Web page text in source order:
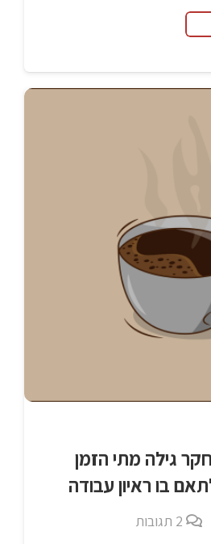
גילה מתי הזמן
בו ראיון עבודה
2 תגובות